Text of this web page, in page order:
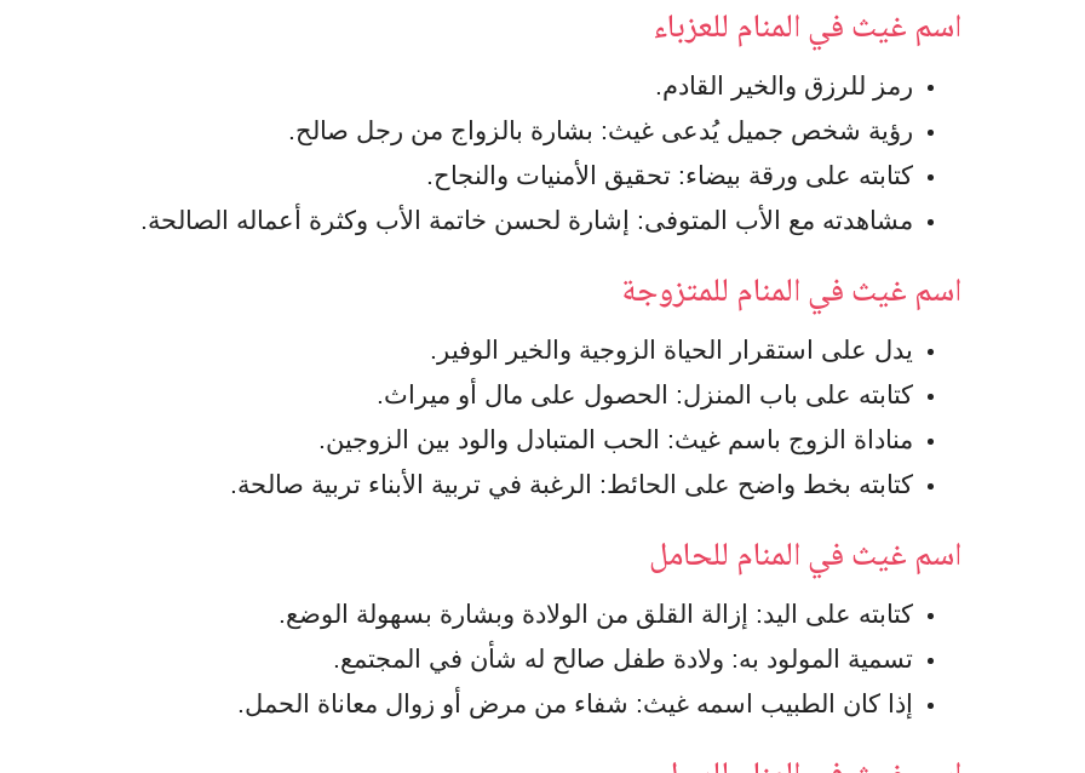
اسم غيث في المنام للعزباء
رمز للرزق والخير القادم.
رؤية شخص جميل يُدعى غيث: بشارة بالزواج من رجل صالح.
كتابته على ورقة بيضاء: تحقيق الأمنيات والنجاح.
مشاهدته مع الأب المتوفى: إشارة لحسن خاتمة الأب وكثرة أعماله الصالحة.
اسم غيث في المنام للمتزوجة
يدل على استقرار الحياة الزوجية والخير الوفير.
كتابته على باب المنزل: الحصول على مال أو ميراث.
مناداة الزوج باسم غيث: الحب المتبادل والود بين الزوجين.
كتابته بخط واضح على الحائط: الرغبة في تربية الأبناء تربية صالحة.
اسم غيث في المنام للحامل
كتابته على اليد: إزالة القلق من الولادة وبشارة بسهولة الوضع.
تسمية المولود به: ولادة طفل صالح له شأن في المجتمع.
إذا كان الطبيب اسمه غيث: شفاء من مرض أو زوال معاناة الحمل.